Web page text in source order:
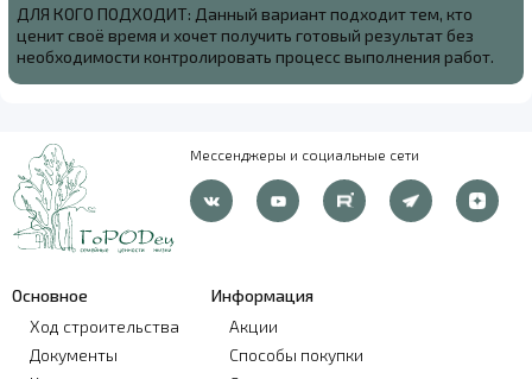
ДЛЯ КОГО ПОДХОДИТ: Данный вариант подходит тем, кто
ценит своё время и хочет получить готовый результат без
необходимости контролировать процесс выполнения работ.
Мессенджеры и социальные сети
Основное
Ход строительства
Документы
Информация
Акции
Способы покупки